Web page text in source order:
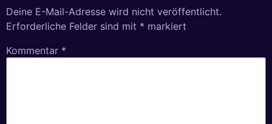
Deine E-Mail-Adresse wird nicht veröffentlicht.
Erforderliche Felder sind mit * markiert
Kommentar *